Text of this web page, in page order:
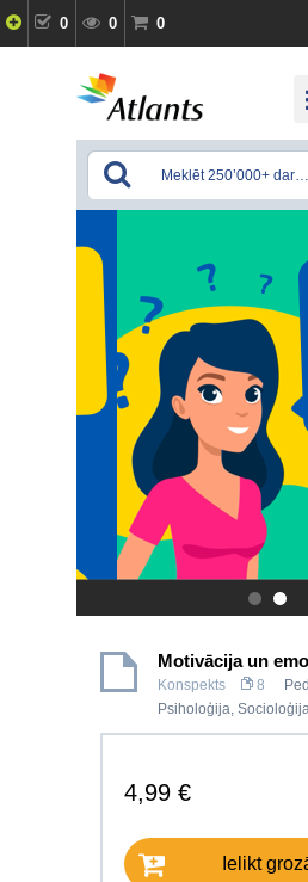
0 0 0
.
Motivācija un
Konspekts 8
Psiholoģija,
4,99 €
Ielikt